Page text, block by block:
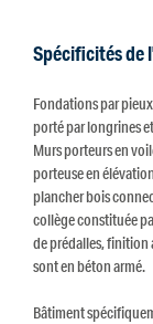
Spécificités de
Fondations par
porté par longrines
Murs porteurs en
porteuse en
plancher bois
collège constituée
de prédalles, finition
sont en béton armé.
Bâtiment